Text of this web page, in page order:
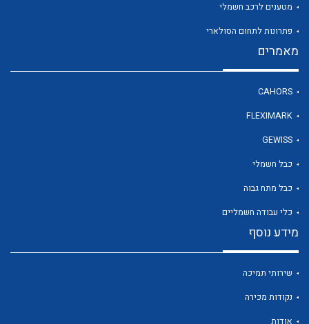
לכל מוצרי היצרן
מטענים לרכב חשמלי
פתרונות לתחום הסולארי
מאמרים
CAHORS
FLEXIMARK
GEWISS
כבל חשמלי
כבל מתח גבוה
כלי עבודה חשמליים
מידע נוסף
שירותי תמיכה
נקודות מכירה
אודות